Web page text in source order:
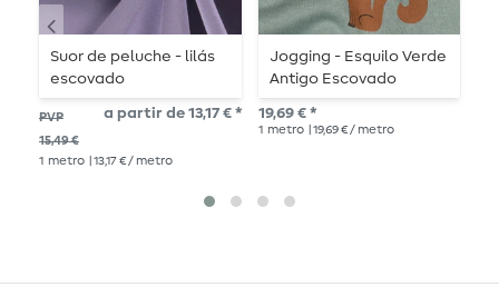
Suor de peluche - lilás
escovado
PVP
15,49 €
a partir de 13,17 € *
1 metro | 13,17 € / metro
Jogging - Esquilo Verde
Antigo Escovado
19,69 € *
1 metro | 19,69 € / metro